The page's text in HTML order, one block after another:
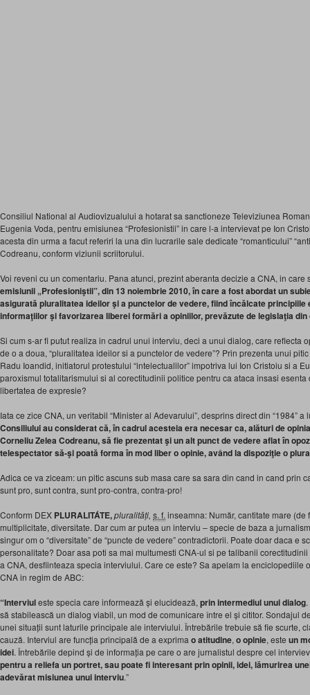
Consiliul National al Audiovizualului a hotarat sa sanctioneze Televiziunea
Eugenia Voda, pentru emisiunea “Profesionistii” in care l-a intervievat pe Ion
acesta din urma a facut referiri la una din lucrarile sale dedicate “romanticului”
Codreanu, conform viziunii scriitorului.
Voi reveni cu un comentariu. Pana atunci, prezint aberanta decizie a CNA, in care
emisiunii „Profesioniştii”, din 13 noiembrie 2010, în care a fost abordat un
asigurată pluralitatea ideilor şi a punctelor de vedere, fiind încălcate
informaţiilor şi favorizarea liberei formări a opiniilor, prevăzute de legislaţia din
Si cum s-ar fi putut realiza in cadrul unui interviu, deci a unui dialog, care reflecta
de o a doua, “pluralitatea ideilor si a punctelor de vedere”? Prin prezenta unui
Radu Ioandid, initiatorul protestului “intelectualilor” impotriva lui Ion Cristoiu si a
paroxismul totalitarismului si al corectitudinii politice pentru ca ataca insasi
libertatea de expresie?
Iata ce zice CNA, un veritabil “Minister al Adevarului”, desprins direct din “1984” a
Consiliului au considerat că, în cadrul acesteia era necesar ca, alături de
Corneliu Zelea Codreanu,să fie prezentat şi un alt punct de vedere aflat în
telespectator să-şi poată forma în mod liber o opinie, având la dispoziţie o
Adica ce va ziceam: un pitic ascuns sub masa care sa sara din cand in cand prin
sunt pro, sunt contra, sunt pro-contra, contra-pro!
Conform DEX PLURALITÁTE,pluralități, s. f. inseamna: Număr, cantitate mare (de
multiplicitate, diversitate. Dar cum ar putea un interviu – specie de baza a
singur om o “diversitate” de “puncte de vedere” contradictorii. Poate doar daca e
personalitate? Doar asa poti sa mai multumesti CNA-ul si pe talibanii
a CNA, desfiinteaza specia interviului. Care ce este? Sa apelam la enciclopediile
CNA in regim de ABC:
“Interviuleste specia care informează și elucidează, prin intermediul unui dialog
să stabilească un dialog viabil, un mod de comunicare între el și cititor. Sondajul
unei situații sunt laturile principale ale interviului. Întrebările trebuie să fie scurte,
cauză. Interviul are funcția principală de a exprima o atitudine, o opinie, este un
idei. Întrebările depind și de informația pe care o are jurnalistul despre cel
pentru a reliefa un portret, sau poate fi interesant prin opinii, idei, lămurirea
adevărat misiunea unui interviu.”